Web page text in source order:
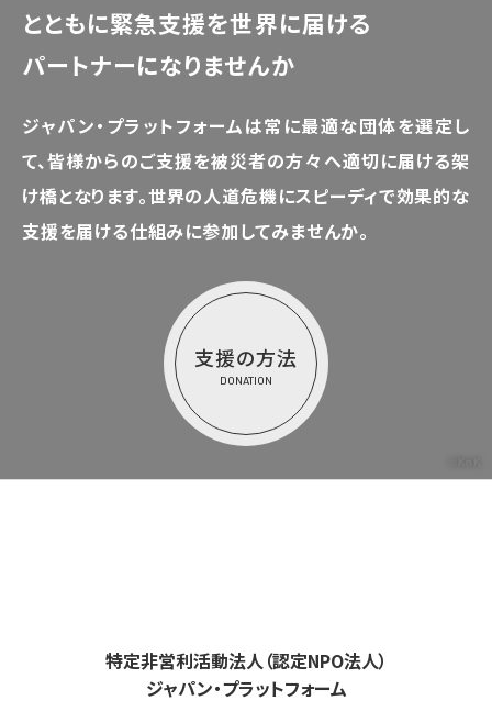
とともに緊急支援を世界に届ける
パートナーになりませんか
ジャパン・プラットフォームは常に最適な団体を選定し
て、皆様からのご支援を被災者の方々へ適切に届ける架
け橋となります。世界の人道危機にスピーディで効果的な
支援を届ける仕組みに参加してみませんか。
支援の方法
DONATION
特定非営利活動法人（認定NPO法人）
ジャパン・プラットフォーム